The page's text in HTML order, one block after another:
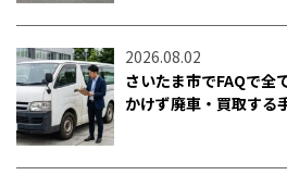
2026.08.02
さいたま市でFAQで全
かけず廃車・買取する